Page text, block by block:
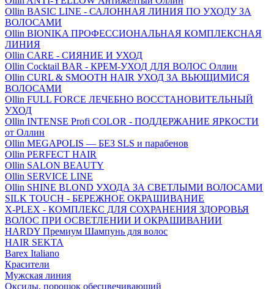
Ollin BASIC LINE - САЛОННАЯ ЛИНИЯ ПО УХОДУ ЗА
ВОЛОСАМИ
Ollin BIONIKA ПРОФЕССИОНАЛЬНАЯ КОМПЛЕКСНАЯ
ЛИНИЯ
Ollin CARE - СИЯНИЕ И УХОД
Ollin Cocktail BAR - КРЕМ-УХОД ДЛЯ ВОЛОС Оллин
Ollin CURL & SMOOTH HAIR УХОД ЗА ВЬЮЩИМИСЯ
ВОЛОСАМИ
Ollin FULL FORCE ЛЕЧЕБНО ВОССТАНОВИТЕЛЬНЫЙ
УХОД
Ollin INTENSE Profi COLOR - ПОДДЕРЖАНИЕ ЯРКОСТИ
от Оллин
Ollin MEGAPOLIS — БЕЗ SLS и парабенов
Ollin PERFECT HAIR
Ollin SALON BEAUTY
Ollin SERVICE LINE
Ollin SHINE BLOND УХОДА ЗА СВЕТЛЫМИ ВОЛОСАМИ
SILK TOUCH - БЕРЕЖНОЕ ОКРАШИВАНИЕ
X-PLEX - КОМПЛЕКС ДЛЯ СОХРАНЕНИЯ ЗДОРОВЬЯ
ВОЛОС ПРИ ОСВЕТЛЕНИИ И ОКРАШИВАНИИ
HARDY Премиум Шампунь для волос
HAIR SEKTA
Barex Italiano
Красители
Мужская линия
Оксиды, порошок обесцвечивающий